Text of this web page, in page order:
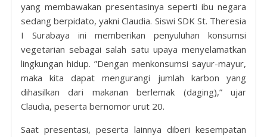
yang membawakan presentasinya seperti ibu negara
sedang berpidato, yakni Claudia. Siswi SDK St. Theresia
I Surabaya ini memberikan penyuluhan konsumsi
vegetarian sebagai salah satu upaya menyelamatkan
lingkungan hidup. ”Dengan menkonsumsi sayur-mayur,
maka kita dapat mengurangi jumlah karbon yang
dihasilkan dari makanan berlemak (daging),” ujar
Claudia, peserta bernomor urut 20.
Saat presentasi, peserta lainnya diberi kesempatan